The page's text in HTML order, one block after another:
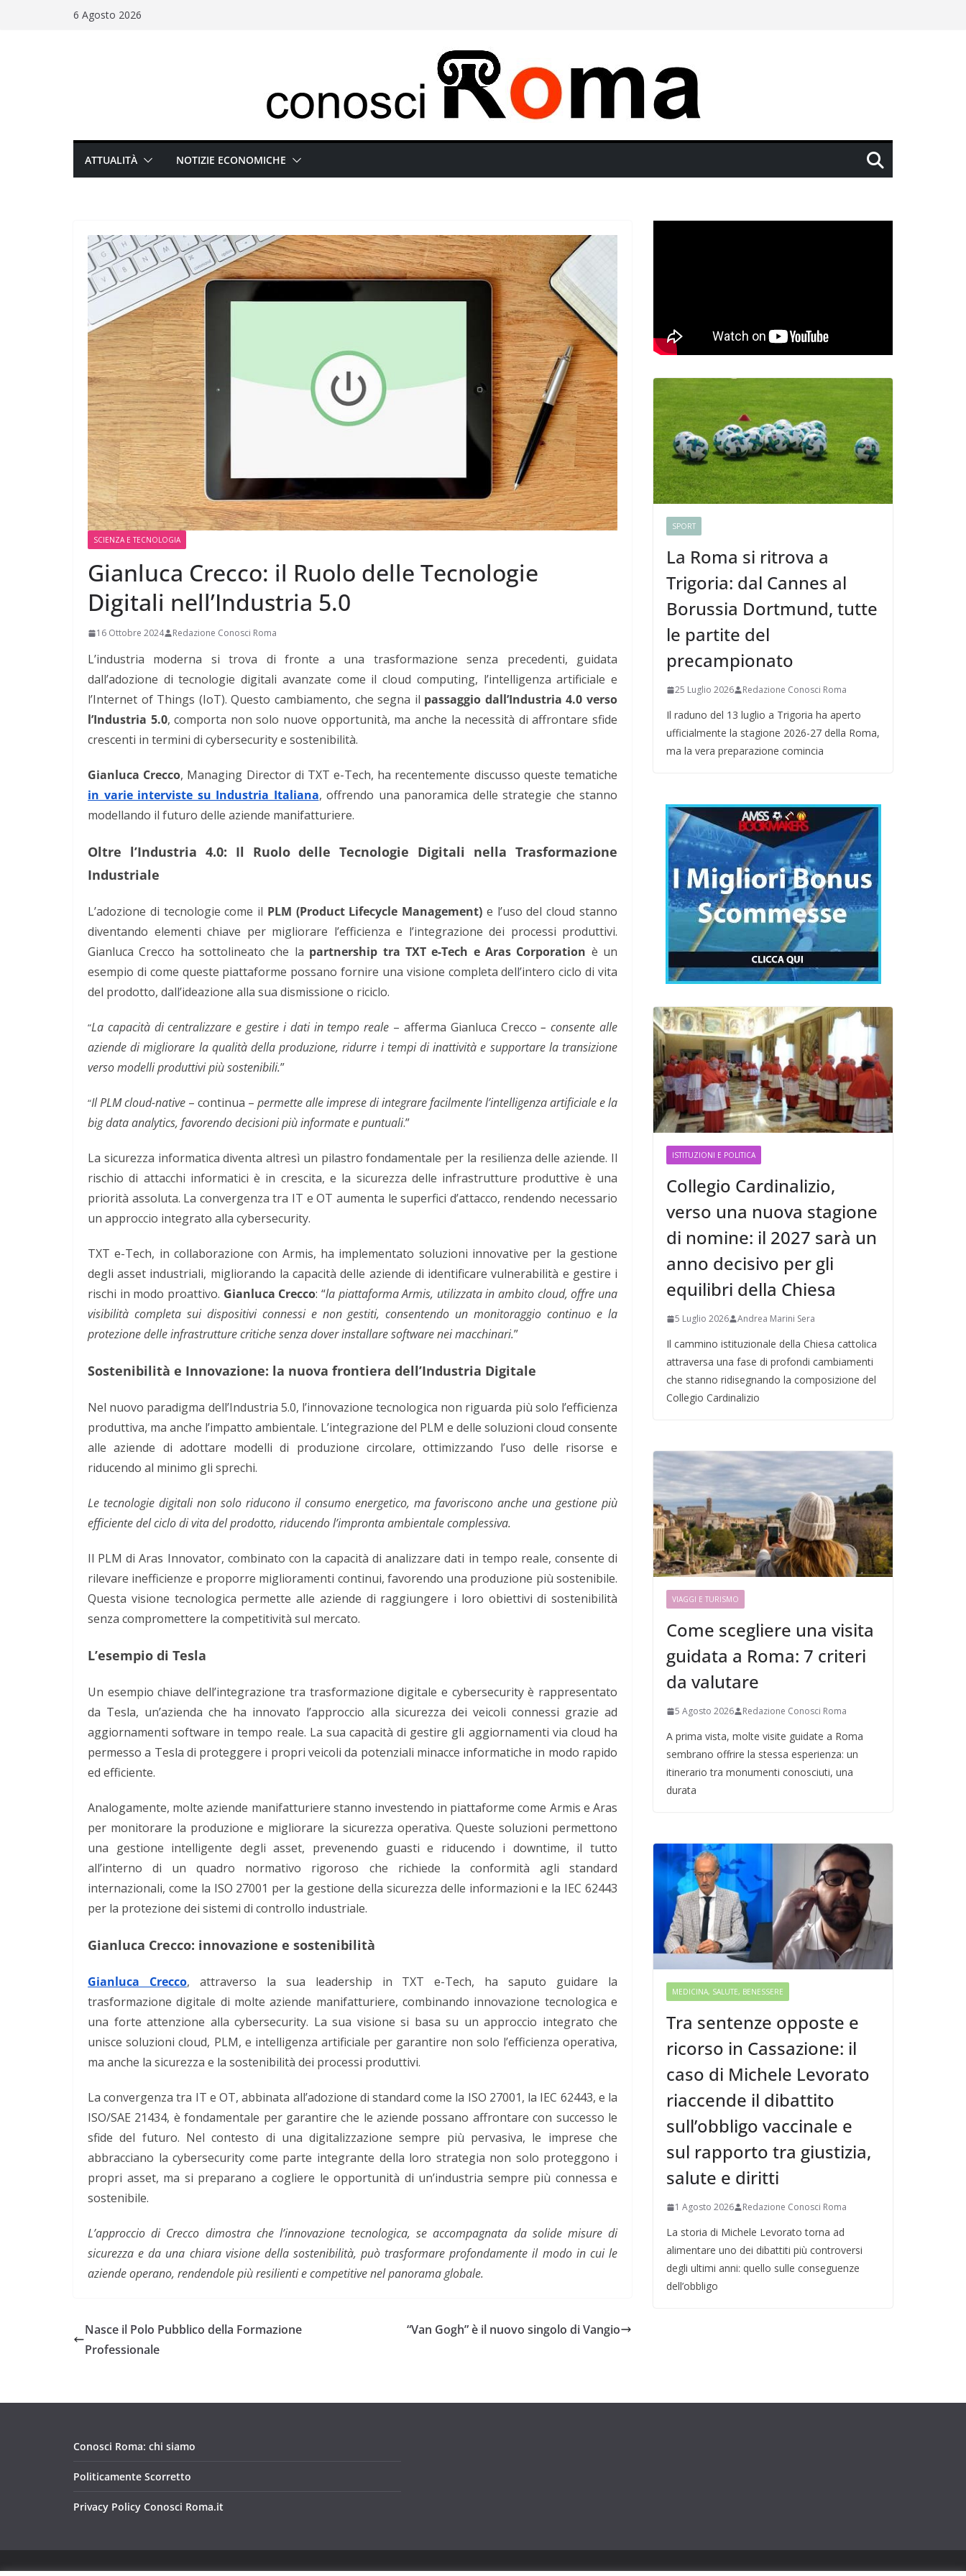
6 Agosto 2026
ATTUALITÀ NOTIZIE ECONOMICHE
SCIENZA E TECNOLOGIA
Gianluca Crecco: il Ruolo delle Tecnologie
Digitali nell’Industria 5.0
16 Ottobre 2024 Redazione Conosci Roma
L’industria moderna si trova di fronte a una trasformazione senza precedenti, guidata
dall’adozione di tecnologie digitali avanzate come il cloud computing, l’intelligenza artificiale e
l’Internet of Things (IoT). Questo cambiamento, che segna il passaggio dall’Industria 4.0 verso
l’Industria 5.0, comporta non solo nuove opportunità, ma anche la necessità di affrontare sfide
crescenti in termini di cybersecurity e sostenibilità.
Gianluca Crecco, Managing Director di TXT e-Tech, ha recentemente discusso queste tematiche
in varie interviste su Industria Italiana, offrendo una panoramica delle strategie che stanno
modellando il futuro delle aziende manifatturiere.
Oltre l’Industria 4.0: Il Ruolo delle Tecnologie Digitali nella Trasformazione
Industriale
L’adozione di tecnologie come il PLM (Product Lifecycle Management) e l’uso del cloud stanno
diventando elementi chiave per migliorare l’efficienza e l’integrazione dei processi produttivi.
Gianluca Crecco ha sottolineato che la partnership tra TXT e-Tech e Aras Corporation è un
esempio di come queste piattaforme possano fornire una visione completa dell’intero ciclo di vita
del prodotto, dall’ideazione alla sua dismissione o riciclo.
“La capacità di centralizzare e gestire i dati in tempo reale – afferma Gianluca Crecco– consente alle
aziende di migliorare la qualità della produzione, ridurre i tempi di inattività e supportare la transizione
verso modelli produttivi più sostenibili.”
“Il PLM cloud-native – continua – permette alle imprese di integrare facilmente l’intelligenza artificiale e la
big data analytics, favorendo decisioni più informate e puntuali.”
La sicurezza informatica diventa altresì un pilastro fondamentale per la resilienza delle aziende. Il
rischio di attacchi informatici è in crescita, e la sicurezza delle infrastrutture produttive è una
priorità assoluta. La convergenza tra IT e OT aumenta le superfici d’attacco, rendendo necessario
un approccio integrato alla cybersecurity.
TXT e-Tech, in collaborazione con Armis, ha implementato soluzioni innovative per la gestione
degli asset industriali, migliorando la capacità delle aziende di identificare vulnerabilità e gestire i
rischi in modo proattivo. Gianluca Crecco: “la piattaforma Armis, utilizzata in ambito cloud, offre una
visibilità completa sui dispositivi connessi e non gestiti, consentendo un monitoraggio continuo e la
protezione delle infrastrutture critiche senza dover installare software nei macchinari.”
Sostenibilità e Innovazione: la nuova frontiera dell’Industria Digitale
Nel nuovo paradigma dell’Industria 5.0, l’innovazione tecnologica non riguarda più solo l’efficienza
produttiva, ma anche l’impatto ambientale. L’integrazione del PLM e delle soluzioni cloud consente
alle aziende di adottare modelli di produzione circolare, ottimizzando l’uso delle risorse e
riducendo al minimo gli sprechi.
Le tecnologie digitali non solo riducono il consumo energetico, ma favoriscono anche una gestione più
efficiente del ciclo di vita del prodotto, riducendo l’impronta ambientale complessiva.
Il PLM di Aras Innovator, combinato con la capacità di analizzare dati in tempo reale, consente di
rilevare inefficienze e proporre miglioramenti continui, favorendo una produzione più sostenibile.
Questa visione tecnologica permette alle aziende di raggiungere i loro obiettivi di sostenibilità
senza compromettere la competitività sul mercato.
L’esempio di Tesla
Un esempio chiave dell’integrazione tra trasformazione digitale e cybersecurity è rappresentato
da Tesla, un’azienda che ha innovato l’approccio alla sicurezza dei veicoli connessi grazie ad
aggiornamenti software in tempo reale. La sua capacità di gestire gli aggiornamenti via cloud ha
permesso a Tesla di proteggere i propri veicoli da potenziali minacce informatiche in modo rapido
ed efficiente.
Analogamente, molte aziende manifatturiere stanno investendo in piattaforme come Armis e Aras
per monitorare la produzione e migliorare la sicurezza operativa. Queste soluzioni permettono
una gestione intelligente degli asset, prevenendo guasti e riducendo i downtime, il tutto
all’interno di un quadro normativo rigoroso che richiede la conformità agli standard
internazionali, come la ISO 27001 per la gestione della sicurezza delle informazioni e la IEC 62443
per la protezione dei sistemi di controllo industriale.
Gianluca Crecco: innovazione e sostenibilità
Gianluca Crecco, attraverso la sua leadership in TXT e-Tech, ha saputo guidare la
trasformazione digitale di molte aziende manifatturiere, combinando innovazione tecnologica e
una forte attenzione alla cybersecurity. La sua visione si basa su un approccio integrato che
unisce soluzioni cloud, PLM, e intelligenza artificiale per garantire non solo l’efficienza operativa,
ma anche la sicurezza e la sostenibilità dei processi produttivi.
La convergenza tra IT e OT, abbinata all’adozione di standard come la ISO 27001, la IEC 62443, e la
ISO/SAE 21434, è fondamentale per garantire che le aziende possano affrontare con successo le
sfide del futuro. Nel contesto di una digitalizzazione sempre più pervasiva, le imprese che
abbracciano la cybersecurity come parte integrante della loro strategia non solo proteggono i
propri asset, ma si preparano a cogliere le opportunità di un’industria sempre più connessa e
sostenibile.
L’approccio di Crecco dimostra che l’innovazione tecnologica, se accompagnata da solide misure di
sicurezza e da una chiara visione della sostenibilità, può trasformare profondamente il modo in cui le
aziende operano, rendendole più resilienti e competitive nel panorama globale.
Nasce il Polo Pubblico della Formazione
Professionale
“Van Gogh” è il nuovo singolo di Vangio
SPORT
La Roma si ritrova a
Trigoria: dal Cannes al
Borussia Dortmund, tutte
le partite del
precampionato
25 Luglio 2026 Redazione Conosci Roma
Il raduno del 13 luglio a Trigoria ha aperto
ufficialmente la stagione 2026-27 della Roma,
ma la vera preparazione comincia
ISTITUZIONI E POLITICA
Collegio Cardinalizio,
verso una nuova stagione
di nomine: il 2027 sarà un
anno decisivo per gli
equilibri della Chiesa
5 Luglio 2026 Andrea Marini Sera
Il cammino istituzionale della Chiesa cattolica
attraversa una fase di profondi cambiamenti
che stanno ridisegnando la composizione del
Collegio Cardinalizio
VIAGGI E TURISMO
Come scegliere una visita
guidata a Roma: 7 criteri
da valutare
5 Agosto 2026 Redazione Conosci Roma
A prima vista, molte visite guidate a Roma
sembrano offrire la stessa esperienza: un
itinerario tra monumenti conosciuti, una
durata
MEDICINA, SALUTE, BENESSERE
Tra sentenze opposte e
ricorso in Cassazione: il
caso di Michele Levorato
riaccende il dibattito
sull’obbligo vaccinale e
sul rapporto tra giustizia,
salute e diritti
1 Agosto 2026 Redazione Conosci Roma
La storia di Michele Levorato torna ad
alimentare uno dei dibattiti più controversi
degli ultimi anni: quello sulle conseguenze
dell’obbligo
Conosci Roma: chi siamo
Politicamente Scorretto
Privacy Policy Conosci Roma.it